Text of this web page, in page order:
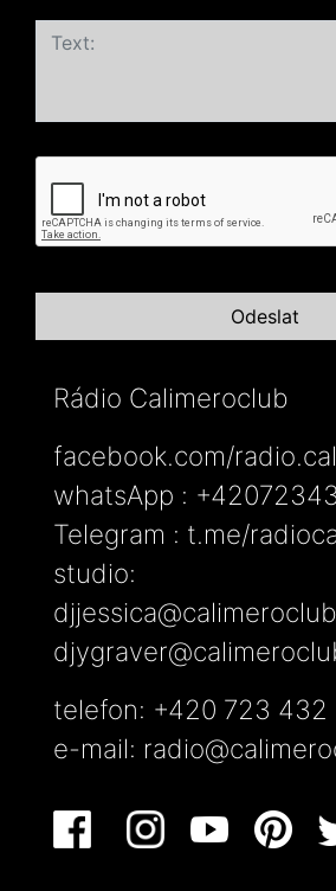
Rádio Calimeroclub
facebook.com/
whatsApp :
Telegram : t.me/
studio:
telefon: +420 723 432
e-mail: